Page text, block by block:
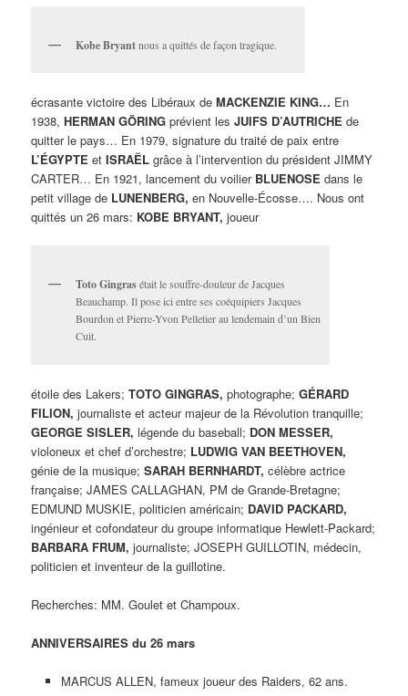
Kobe Bryantnous a quittés de façon tragique.
écrasante victoire des Libéraux deMACKENZIE KING… En
1938,HERMAN GÖRING prévient lesJUIFS D’AUTRICHE de
quitter le pays… En 1979, signature du traité de paix entre
L’ÉGYPTE etISRAËL grâce à l’intervention du président JIMMY
CARTER… En 1921, lancement du voilier BLUENOSE dans le
petit village de LUNENBERG, en Nouvelle-Écosse…. Nous ont
quittés un 26 mars: KOBE BRYANT, joueur
Toto Gingrasétait le souffre-douleur de Jacques
Beauchamp. Il pose ici entre ses coéquipiers Jacques
Bourdon et Pierre-Yvon Pelletier au lendemain d’un Bien
Cuit.
étoile des Lakers;TOTO GINGRAS, photographe;GÉRARD
FILION, journaliste et acteur majeur de la Révolution tranquille;
GEORGE SISLER, légende du baseball; DON MESSER,
violoneux et chef d’orchestre; LUDWIG VAN BEETHOVEN,
génie de la musique;SARAH BERNHARDT, célèbre actrice
française; JAMES CALLAGHAN, PM de Grande-Bretagne;
EDMUND MUSKIE, politicien américain; DAVID PACKARD,
ingénieur et cofondateur du groupe informatique Hewlett-Packard;
BARBARA FRUM, journaliste; JOSEPH GUILLOTIN, médecin,
politicien et inventeur de la guillotine.
Recherches: MM. Goulet et Champoux.
ANNIVERSAIRES du 26 mars
MARCUS ALLEN, fameux joueur des Raiders, 62 ans.